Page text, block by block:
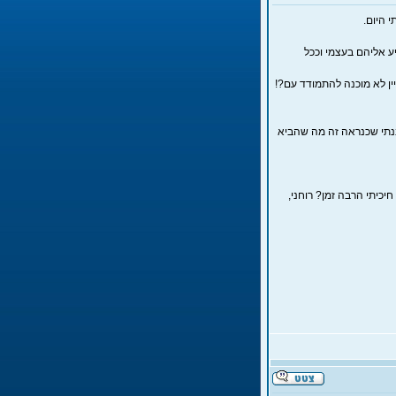
היום.
אליהם בעצמי וככל
לא מוכנה להתמודד עם?!
שכנראה זה מה שהביא
הרבה זמן? רוחני,